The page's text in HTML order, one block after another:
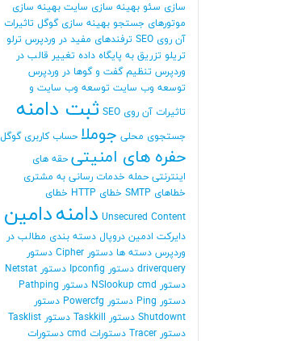
سازی سئو بهینه سازی سایت بهینه سازی
موتورهای جستجو بهینه سازی گوگل تاثیرات
آن روی SEO
ترفندهای مفید در وردپرس ترلو
تریلو تزریق به پایگاه داده تغییر قالب در
وردپرس تنظیم گفت و گوها در وردپرس
توسعه وب سایت توسعه وب سایت و
تاثیرات آن روی SEO
ثبت دامنه
جستجوی محلی جوملا حساب کاربری گوگل
حفره های امنیتی حقه های
اینترنتی حمله خدمات رسانی به مشتری
خطاهای SMTP
خطای HTTP
خطای
Unsecured Content دامنهدامین
دایرکت ادمین دروپال دسته بندی مطالب در
وردپرس دسته ها دستور Cipher
دستور
driverquery دستور Ipconfig
دستور Netstat
دستور NSlookup cmd
دستور Pathping
دستور Ping
دستور Powercfg
دستور
Shutdownt دستور Taskkill
دستور Tasklist
دستور Tracer
دستورات cmd دستورات